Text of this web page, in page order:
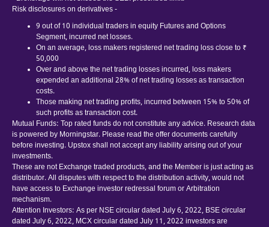
Risk disclosures on derivatives -
9 out of 10 individual traders in equity Futures and Options
Segment, incurred net losses.
On an average, loss makers registered net trading loss close to ₹
50,000
Over and above the net trading losses incurred, loss makers
expended an additional 28% of net trading losses as transaction
costs.
Those making net trading profits, incurred between 15% to 50% of
such profits as transaction cost.
Mutual Funds: Top rated funds do not constitute any advice. Research data
is powered by Morningstar. Please read the offer documents carefully
before investing. Upstox shall not accept any liability arising out of your
investments.
These are not Exchange traded products, and the Member is just acting as
distributor. All disputes with respect to the distribution activity, would not
have access to Exchange investor redressal forum or Arbitration
mechanism.
Attention Investors: As per NSE circular dated July 6, 2022, BSE circular
dated July 6, 2022, MCX circular dated July 11, 2022 investors are